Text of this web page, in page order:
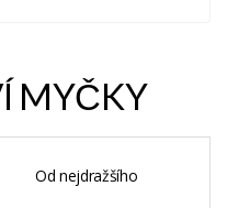
MYČKY
Od nejdražšího